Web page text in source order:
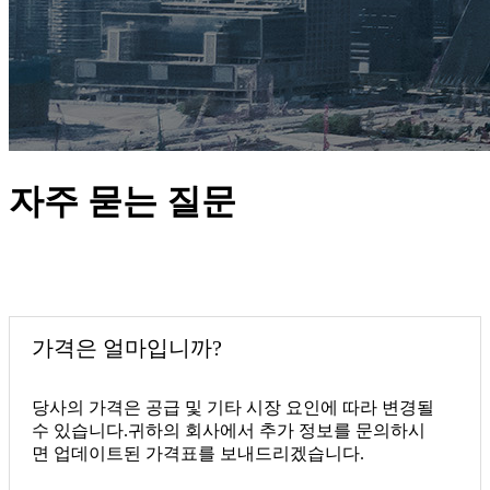
자주 묻는 질문
가격은 얼마입니까?
당사의 가격은 공급 및 기타 시장 요인에 따라 변경될
수 있습니다.귀하의 회사에서 추가 정보를 문의하시
면 업데이트된 가격표를 보내드리겠습니다.